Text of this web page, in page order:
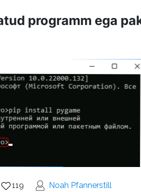
programm ega
119 Noah Pfannerstill